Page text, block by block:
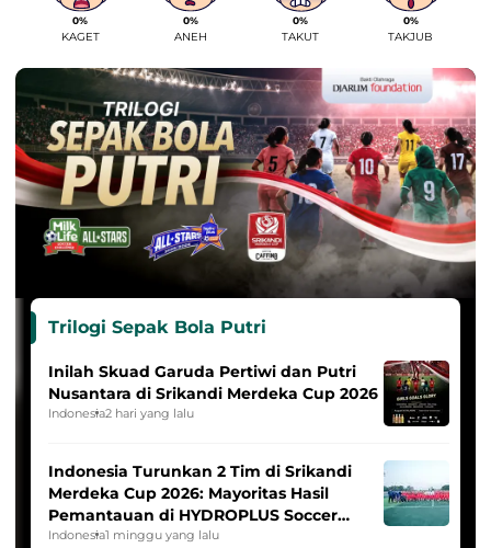
0%
KAGET
0%
ANEH
0%
TAKUT
0%
TAKJUB
Trilogi Sepak Bola Putri
Inilah Skuad Garuda Pertiwi dan Putri
Nusantara di Srikandi Merdeka Cup 2026
Indonesia2 hari yang lalu
Indonesia Turunkan 2 Tim di Srikandi
Merdeka Cup 2026: Mayoritas Hasil
Pemantauan di HYDROPLUS Soccer
League
Indonesia1 minggu yang lalu